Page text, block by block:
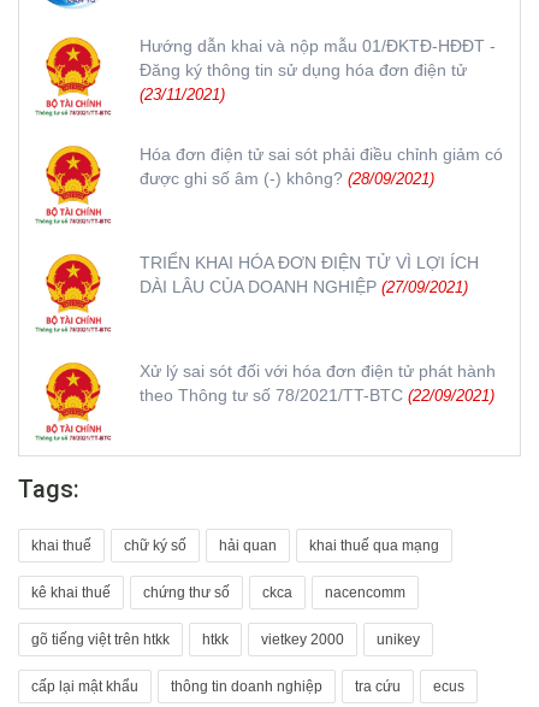
Hướng dẫn khai và nộp mẫu 01/ĐKTĐ-HĐĐT -
Đăng ký thông tin sử dụng hóa đơn điện tử
(23/11/2021)
Hóa đơn điện tử sai sót phải điều chỉnh giảm có
được ghi số âm (-) không? (28/09/2021)
TRIỂN KHAI HÓA ĐƠN ĐIỆN TỬ VÌ LỢI ÍCH
DÀI LÂU CỦA DOANH NGHIỆP (27/09/2021)
Xử lý sai sót đối với hóa đơn điện tử phát hành
theo Thông tư số 78/2021/TT-BTC (22/09/2021)
Tags:
khai thuế chữ ký số hải quan khai thuế qua mạng
kê khai thuế chứng thư số ckca nacencomm
gõ tiếng việt trên htkk htkk vietkey 2000 unikey
cấp lại mật khẩu thông tin doanh nghiệp tra cứu ecus